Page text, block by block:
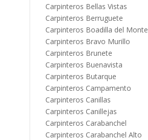
Carpinteros Bellas Vistas
Carpinteros Berruguete
Carpinteros Boadilla del Monte
Carpinteros Bravo Murillo
Carpinteros Brunete
Carpinteros Buenavista
Carpinteros Butarque
Carpinteros Campamento
Carpinteros Canillas
Carpinteros Canillejas
Carpinteros Carabanchel
Carpinteros Carabanchel Alto